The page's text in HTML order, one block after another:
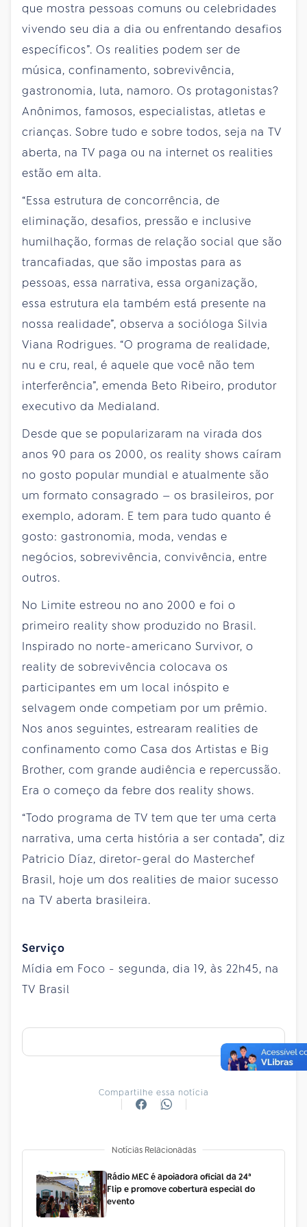
que mostra pessoas comuns ou celebridades
vivendo seu dia a dia ou enfrentando desafios
específicos”. Os realities podem ser de
música, confinamento, sobrevivência,
gastronomia, luta, namoro. Os protagonistas?
Anônimos, famosos, especialistas, atletas e
crianças. Sobre tudo e sobre todos, seja na TV
aberta, na TV paga ou na internet os realities
estão em alta.
“Essa estrutura de concorrência, de
eliminação, desafios, pressão e inclusive
humilhação, formas de relação social que são
trancafiadas, que são impostas para as
pessoas, essa narrativa, essa organização,
essa estrutura ela também está presente na
nossa realidade”, observa a socióloga Silvia
Viana Rodrigues. “O programa de realidade,
nu e cru, real, é aquele que você não tem
interferência”, emenda Beto Ribeiro, produtor
executivo da Medialand.
Desde que se popularizaram na virada dos
anos 90 para os 2000, os reality shows caíram
no gosto popular mundial e atualmente são
um formato consagrado — os brasileiros, por
exemplo, adoram. E tem para tudo quanto é
gosto: gastronomia, moda, vendas e
negócios, sobrevivência, convivência, entre
outros.
No Limite estreou no ano 2000 e foi o
primeiro reality show produzido no Brasil.
Inspirado no norte-americano Survivor, o
reality de sobrevivência colocava os
participantes em um local inóspito e
selvagem onde competiam por um prêmio.
Nos anos seguintes, estrearam realities de
confinamento como Casa dos Artistas e Big
Brother, com grande audiência e repercussão.
Era o começo da febre dos reality shows.
“Todo programa de TV tem que ter uma certa
narrativa, uma certa história a ser contada”, diz
Patricio Díaz, diretor-geral do Masterchef
Brasil, hoje um dos realities de maior sucesso
na TV aberta brasileira.
Serviço
Mídia em Foco - segunda, dia 19, às 22h45, na
TV Brasil
Compartilhe essa notícia
Notícias Relacionadas
Rádio MEC é apoiadora oficial da 24ª
Flip e promove cobertura especial do
evento